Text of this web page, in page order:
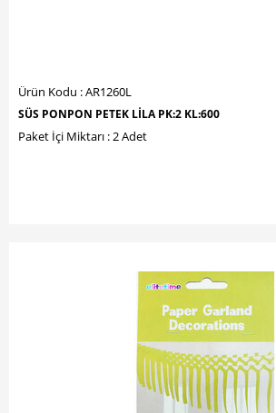
Ürün Kodu : AR1260L
SÜS PONPON PETEK LİLA PK:2 KL:600
Paket İçi Miktarı : 2 Adet